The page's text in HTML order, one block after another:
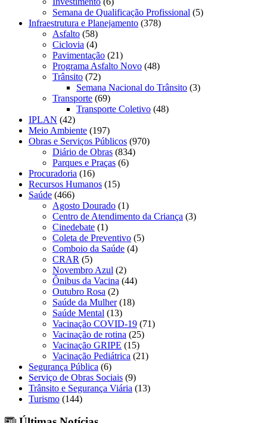
Semana de Qualificação Profissional (5)
Infraestrutura e Planejamento (378)
Asfalto (58)
Ciclovia (4)
Pavimentação (21)
Programa Asfalto Novo (48)
Trânsito (72)
Semana Nacional do Trânsito (3)
Transporte (69)
Transporte Coletivo (48)
IPLAN (42)
Meio Ambiente (197)
Obras e Serviços Públicos (970)
Diário de Obras (834)
Parques e Praças (6)
Procuradoria (16)
Recursos Humanos (15)
Saúde (466)
Agosto Dourado (1)
Centro de Atendimento da Criança (3)
Cinedebate (1)
Coleta de Preventivo (5)
Comboio da Saúde (4)
CRAR (5)
Novembro Azul (2)
Ônibus da Vacina (44)
Outubro Rosa (2)
Saúde da Mulher(18)
Saúde Mental (13)
Vacinação COVID-19 (71)
Vacinação de rotina (25)
Vacinação GRIPE (15)
Vacinação Pediátrica (21)
Segurança Pública (6)
Serviço de Obras Sociais (9)
Trânsito e Segurança Viária (13)
Turismo (144)